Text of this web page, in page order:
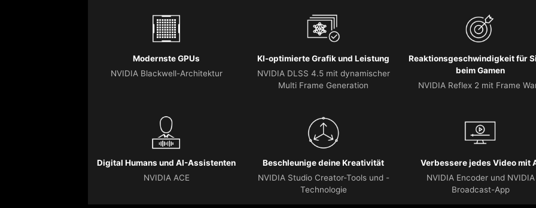
Modernste GPUs
NVIDIA Blackwell-Architektur
KI-optimierte Grafik und Leistung
NVIDIA DLSS 4.5 mit dynamischer
Multi Frame Generation
Reaktionsgeschwindigkeit für
beim Gamen
NVIDIA Reflex 2 mit Frame
Digital Humans und AI-Assistenten
NVIDIA ACE
Beschleunige deine Kreativität
NVIDIA Studio Creator-Tools und -
Technologie
Verbessere jedes Video mit
NVIDIA Encoder und NVIDIA
Broadcast-App